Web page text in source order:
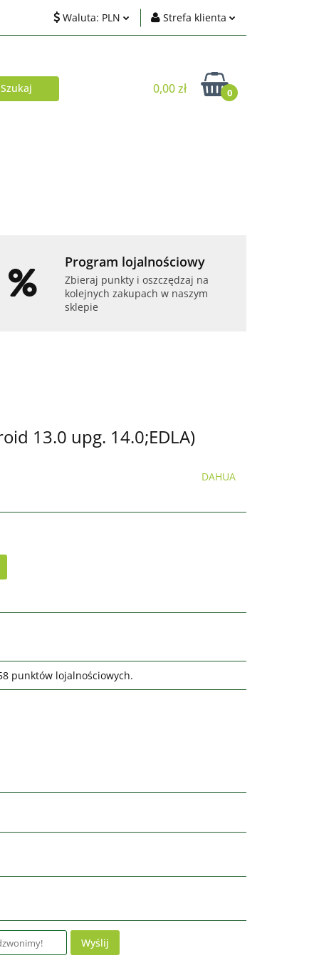
Waluta: PLN Strefa klienta
Zarejestruj się
Dodaj zgłoszenie
0,00 zł 0
Program lojalnościowy
Zbieraj punkty i oszczędzaj na
kolejnych zakupach w naszym
sklepie
13.0 upg. 14.0;EDLA)
DAHUA
punktów lojalnościowych.
Wyślij